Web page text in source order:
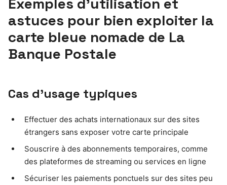
astuces pour bien exploiter la
carte bleue nomade de La
Banque Postale
Cas d’usage typiques
Effectuer des achats internationaux sur des sites
étrangers sans exposer votre carte principale
Souscrire à des abonnements temporaires, comme
des plateformes de streaming ou services en ligne
Sécuriser les paiements ponctuels sur des sites peu